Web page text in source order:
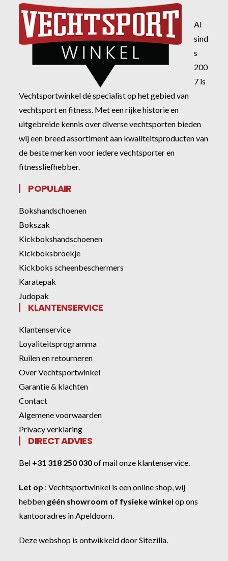
Al
sind
s
200
7 is
Vechtsportwinkel dé specialist op het gebied van
vechtsport en fitness. Met een rijke historie en
uitgebreide kennis over diverse vechtsporten bieden
wij een breed assortiment aan kwaliteitsproducten van
de beste merken voor iedere vechtsporter en
fitnessliefhebber.
POPULAIR
Bokshandschoenen
Bokszak
Kickbokshandschoenen
Kickboksbroekje
Kickboks scheenbeschermers
Karatepak
Judopak
KLANTENSERVICE
Klantenservice
Loyaliteitsprogramma
Ruilen en retourneren
Over Vechtsportwinkel
Garantie & klachten
Contact
Algemene voorwaarden
Privacy verklaring
DIRECT ADVIES
Bel +31 318 250 030ofmail onze klantenservice.
Let op :Vechtsportwinkel is een online shop, wij
hebben géén showroom of fysieke winkel op ons
kantooradres in Apeldoorn.
Deze webshop is ontwikkeld doorSitezilla.